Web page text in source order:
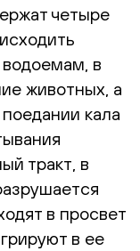
четыре
в
животных, а
кала
тракт, в
в просвет
в ее